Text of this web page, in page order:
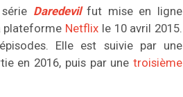
Daredevilfut mise en ligne
plateforme Netflix le 10 avril 2015.
Elle est suivie par une
en 2016, puis par unetroisième